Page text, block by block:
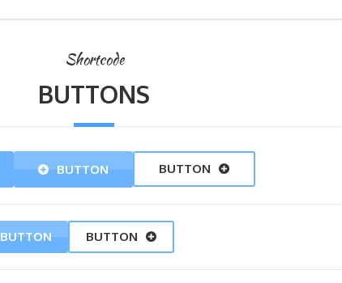
Shortcode
BUTTONS
BUTTON BUTTON
BUTTON BUTTON